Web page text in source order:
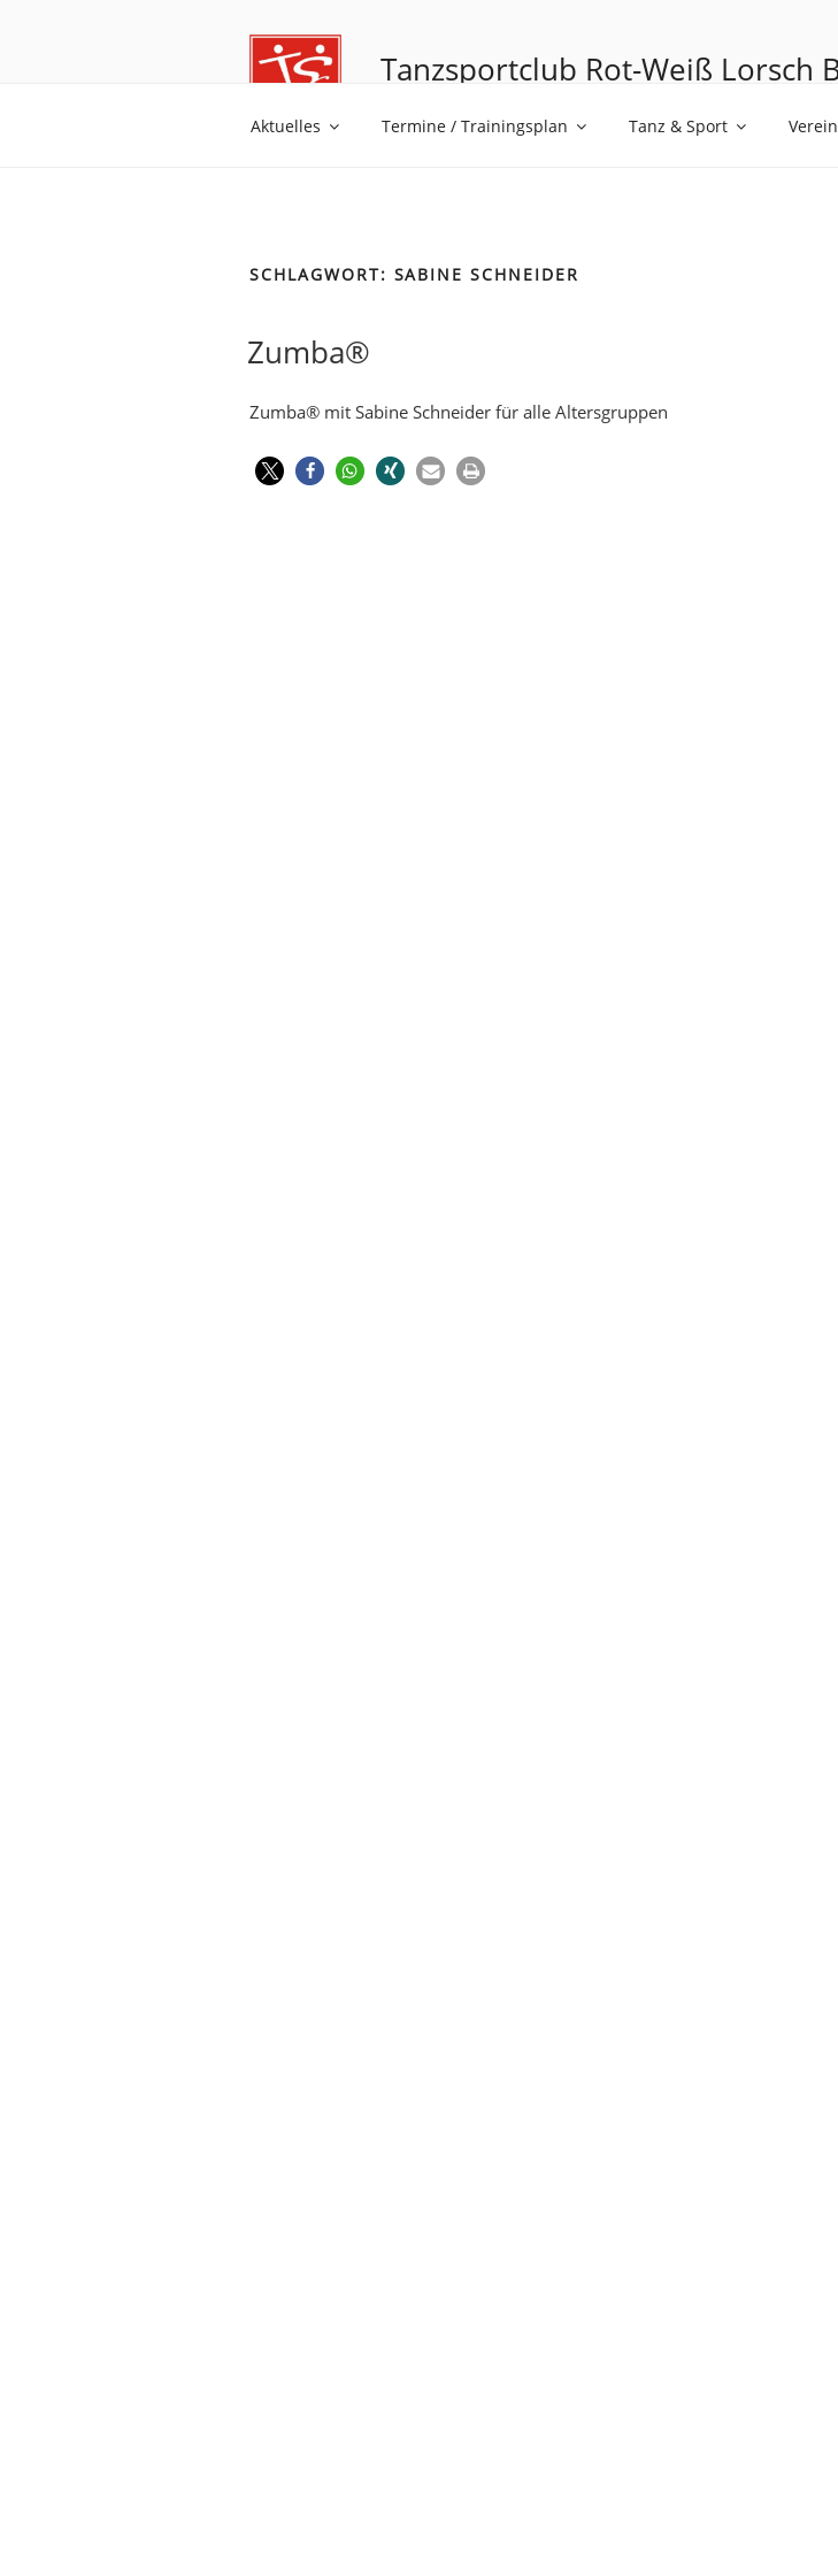
Tanzsportclub Rot-Weiß Lorsch
Aktuelles Termine / Trainingsplan Tanz & Sport Verein
SCHLAGWORT: SABINE SCHNEIDER
Zumba®
Zumba® mit Sabine Schneider für alle Altersgruppen